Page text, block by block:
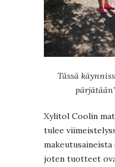
Tässä
Xylitol Coolin
tulee
joten tuotteet